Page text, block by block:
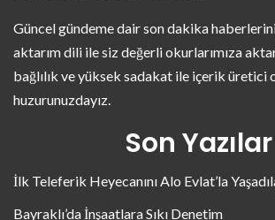
Güncel gündeme dair son dakika
aktarım dili ile siz değerli okurlarımıza
bağlılık ve yüksek sadakat ile içerik üretici
huzurunuzdayız.
Son Yazılar
İlk Teleferik Heyecanını Alo Evlat’la
Bayraklı’da İnşaatlara Sıkı Denetim